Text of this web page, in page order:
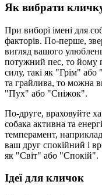
Як вибрати
При виборі імені для
факторів. По-перше,
вигляд вашого
потужний пес, то йому
силу, такі як "Грім"
та грайлива, то можна
"Пух" або "Сніжок".
По-друге, враховуйте
собака активна та
темперамент,
ваш друг спокійний і
як "Світ" або "Спокій".
Ідеї для кличок